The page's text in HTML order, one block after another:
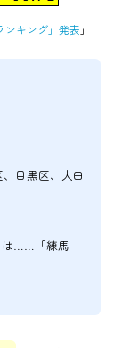
ンキング」発表 」
目黒区、大田
は……「練馬